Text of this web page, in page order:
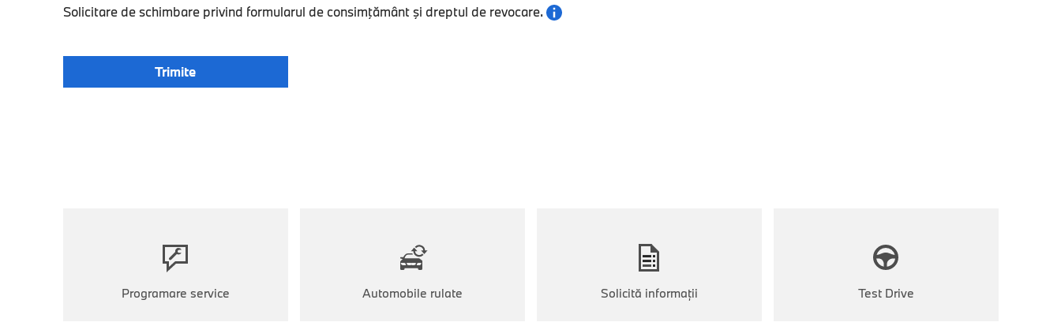
Solicitare de schimbare privind formularul de consimţământ şi dreptul de revocare.
Programare service Automobile rulate Solicită informaţii Test Drive